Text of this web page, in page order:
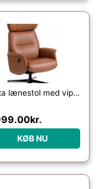
Alexa lænestol med vippefunktion i semi-anilin læder H106 cm – Sort/Cognac
kr.
KØB NU